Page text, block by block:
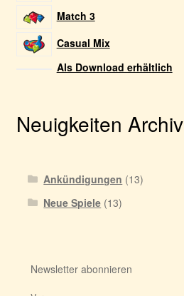
Match 3
Casual Mix
Als Download erhältlich
Neuigkeiten Archiv
Ankündigungen (13)
Neue Spiele (13)
Newsletter abonnieren